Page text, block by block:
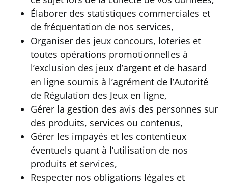
Élaborer des statistiques commerciales et
de fréquentation de nos services,
Organiser des jeux concours, loteries et
toutes opérations promotionnelles à
l’exclusion des jeux d’argent et de hasard
en ligne soumis à l’agrément de l’Autorité
de Régulation des Jeux en ligne,
Gérer la gestion des avis des personnes sur
des produits, services ou contenus,
Gérer les impayés et les contentieux
éventuels quant à l’utilisation de nos
produits et services,
Respecter nos obligations légales et